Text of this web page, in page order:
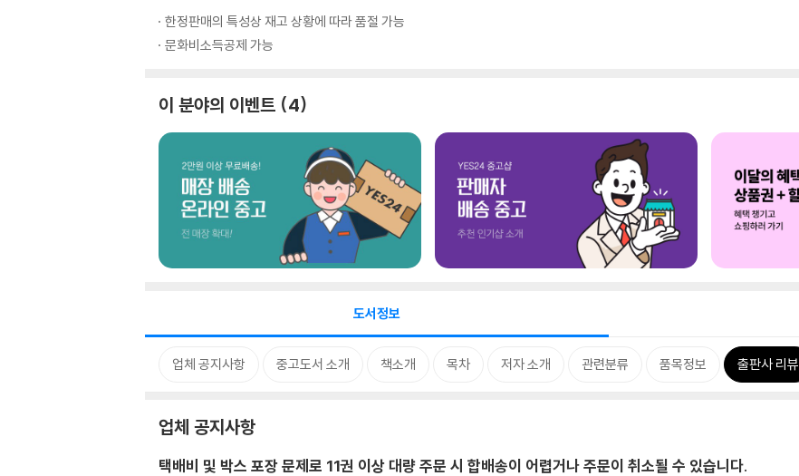
한정판매의 특성상 재고 상황에 따라 품절 가능
문화비소득공제 가능
이 분야의 이벤트 4
도서정보
업체 공지사항 중고도서 소개 책소개 목차 저자 소개 관련분류 품목정보 출판사 리뷰
업체 공지사항
택배비 및 박스 포장 문제로 11권 이상 대량 주문 시 합배송이 어렵거나 주문이 취소될 수 있습니다.